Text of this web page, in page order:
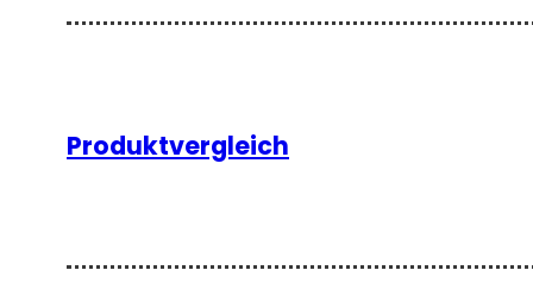
Produktvergleich